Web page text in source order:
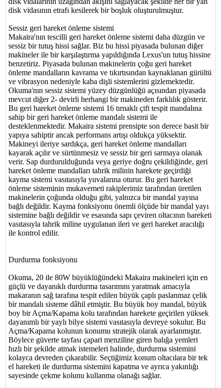
disk vidasının etrafı kesilerek bir boşluk oluşturulmuştur.
Sessiz geri hareket önleme sistemi
Makaira'nın tescilli geri hareket önleme sistemi daha düzgün ve
sessiz bir tutuş hissi sağlar. Biz bu hissi piyasada bulunan diğer
makineler ile bir karşılaştırma yapıldığında Lexus'un tutuş hissine
benzetiriz. Piyasada bulunan makinelerin çoğu geri hareket
önleme mandalların kavrama ve tıkırtısından kaynaklanan gürültü
ve vibrasyon nedeniyle kaba dişli sistemlerini gizlemektedir.
Okuma'nın sessiz sistemi yüzey düzgünlüğü açısından piyasada
mevcut diğer 2- devirli herhangi bir makineden farklılık gösterir.
Bu geri hareket önleme sistemi 16 tırnaklı çift tespit mandalına
sahip bir geri hareket önleme mandalı sistemi ile
desteklenmektedir. Makaira sistemi prensipte son derece basit bir
yapıya sahiptir ancak performans artışı oldukça yüksektir.
Makineyi ileriye sardıkça, geri hareket önleme mandalları
kayarak açılır ve sürtünmesiz ve sessiz bir geri sarmaya olanak
verir. Sap durdurulduğunda veya geriye doğru çekildiğinde, geri
hareket önleme mandalları tahrik milinin harekete geçirdiği
kayma sistemi vasıtasıyla yuvalarına oturur. Bu geri hareket
önleme sisteminin mukavemeti rakiplerimiz tarafından üretilen
makinelerin çoğunda olduğu gibi, yalnızca bir mandal yayına
bağlı değildir. Kayma fonksiyonu önemli ölçüde bir mandal yayı
sistemine bağlı değildir ve esasında sapı çeviren oltacının hareketi
vasıtasıyla tahrik miline uygulanan ileri ve geri hareket aracılığı
ile kontrol edilir.
Durdurma fonksiyonu
Okuma, 20 ile 80W büyüklüğündeki Makaira makineleri için en
güçlü ve dayanıklı durdurma tasarımını yaratmak amacıyla
makaranın sağ tarafına tespit edilen büyük çaplı paslanmaz çelik
bir mandalı sisteme dâhil etmiştir. Bu büyük boy mandal, büyük
boy bir Açma/Kapama kolu tarafından harekete geçirilen yüksek
dayanımlı bir yaylı bilye sistemi vasıtasıyla devreye sokulur. Bu
Açma/Kapama kolunun konumu stratejik olarak ayarlanmıştır.
Böylece güverte tayfası çapari menziline giren balığa yemleri
hızlı bir şekilde atmak istemeleri halinde, durdurma sistemini
kolayca devreden çıkarabilir. Seçtiğimiz konum oltacılara bir tek
el hareketi ile durdurma sistemini kapatma ve ayrıca yakınlığı
sayesinde çekme kolunu kullanma olanağı sağlar.